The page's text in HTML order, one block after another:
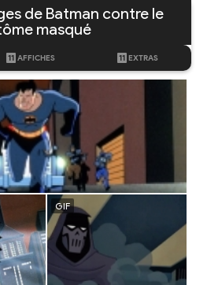
de Batman contre le
masqué
11 AFFICHES 11 EXTRAS